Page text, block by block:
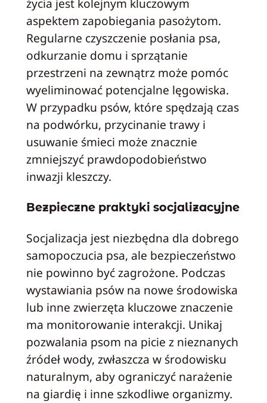
życia jest kolejnym kluczowym
aspektem zapobiegania pasożytom.
Regularne czyszczenie posłania psa,
odkurzanie domu i sprzątanie
przestrzeni na zewnątrz może pomóc
wyeliminować potencjalne lęgowiska.
W przypadku psów, które spędzają czas
na podwórku, przycinanie trawy i
usuwanie śmieci może znacznie
zmniejszyć prawdopodobieństwo
inwazji kleszczy.
Bezpieczne praktyki socjalizacyjne
Socjalizacja jest niezbędna dla dobrego
samopoczucia psa, ale bezpieczeństwo
nie powinno być zagrożone. Podczas
wystawiania psów na nowe środowiska
lub inne zwierzęta kluczowe znaczenie
ma monitorowanie interakcji. Unikaj
pozwalania psom na picie z nieznanych
źródeł wody, zwłaszcza w środowisku
naturalnym, aby ograniczyć narażenie
na giardię i inne szkodliwe organizmy.